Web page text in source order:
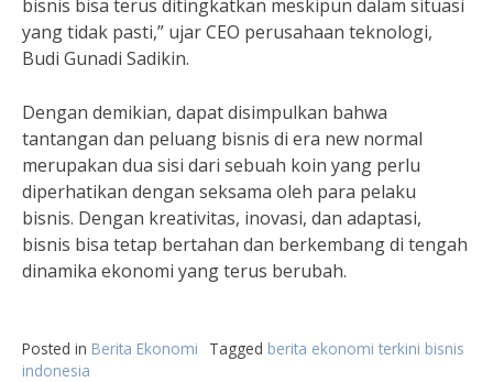
bisnis bisa terus ditingkatkan meskipun dalam situasi
yang tidak pasti,” ujar CEO perusahaan teknologi,
Budi Gunadi Sadikin.
Dengan demikian, dapat disimpulkan bahwa
tantangan dan peluang bisnis di era new normal
merupakan dua sisi dari sebuah koin yang perlu
diperhatikan dengan seksama oleh para pelaku
bisnis. Dengan kreativitas, inovasi, dan adaptasi,
bisnis bisa tetap bertahan dan berkembang di tengah
dinamika ekonomi yang terus berubah.
Posted in Berita Ekonomi Tagged berita ekonomi terkini bisnis
indonesia